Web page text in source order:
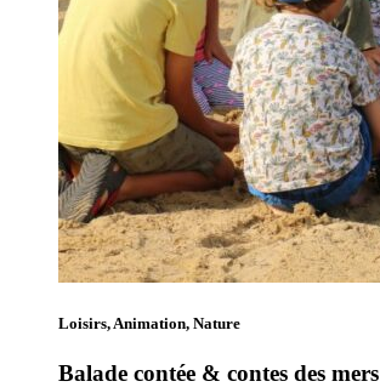
Loisirs, Animation, Nature
Balade contée & contes des mers